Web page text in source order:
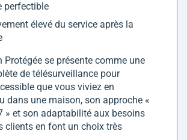
perfectible
élevé du service après la
Protégée se présente comme une
de télésurveillance pour
que vous viviez en
dans une maison, son approche «
» et son adaptabilité aux besoins
clients en font un choix très